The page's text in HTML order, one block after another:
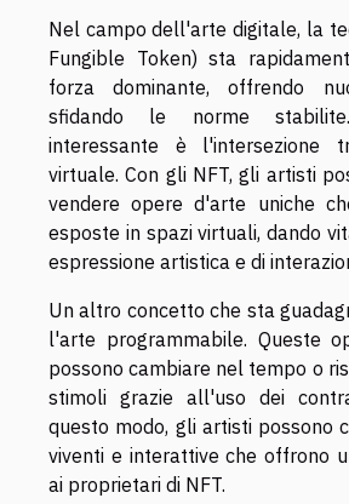
Nel campo dell'arte digitale, la
Fungible Token) sta
forza dominante, offrendo
sfidando le norme
interessante è
virtuale. Con gli NFT, gli artisti
vendere opere d'arte uniche
esposte in spazi virtuali, dando
espressione artistica e di
Un altro concetto che sta
l'arte programmabile. Queste
possono cambiare nel tempo o
stimoli grazie all'uso dei
questo modo, gli artisti possono
viventi e interattive che offrono
ai proprietari di NFT.